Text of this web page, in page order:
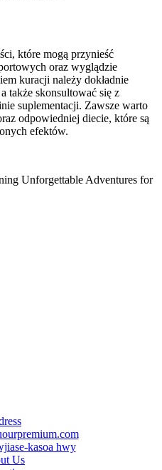
które mogą przynieść
oraz wyglądzie
kuracji należy dokładnie
także skonsultować się z
suplementacji. Zawsze warto
odpowiedniej diecie, które są
efektów.
Unforgettable Adventures for
kasoa hwy
Us